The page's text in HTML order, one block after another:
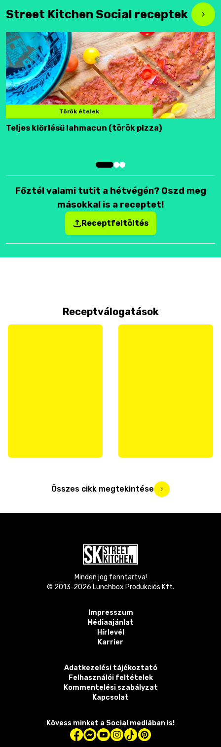
Street Kitchen Social receptek
Török ételek
Teljes kiőrlésű lahmacun (török pizza)
Főztél valami tutit a hétvégén? Oszd meg
másokkal is a receptet!
Receptfeltöltés
Receptválogatások
Összes cikk megtekintése
Minden jog fenntartva!
© 2013-2026 Lunchbox Produkciós Kft.
Impresszum
Médiaajánlat
Hírlevél
Karrier
Adatkezelési tájékoztató
Felhasználói feltételek
Kommentelési szabályzat
Kapcsolat
Kövess minket a Social mediában is!